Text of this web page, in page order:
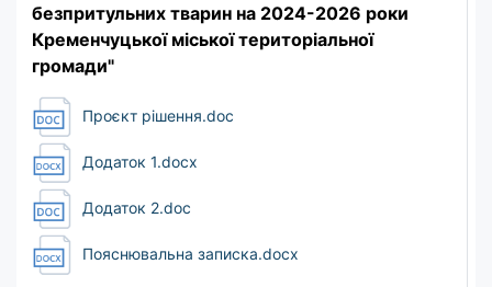
безпритульних тварин на 2024-2026 роки
Кременчуцької міської територіальної
громади"
Проєкт рішення.doc
Додаток 1.docx
Додаток 2.doc
Пояснювальна записка.docx